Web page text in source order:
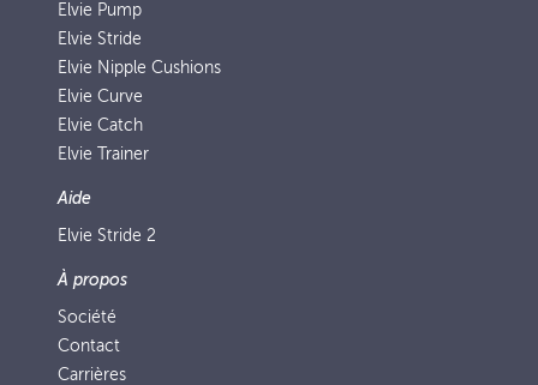
Elvie Pump
Elvie Stride
Elvie Nipple Cushions
Elvie Curve
Elvie Catch
Elvie Trainer
Aide
Elvie Stride 2
À propos
Société
Contact
Carrières